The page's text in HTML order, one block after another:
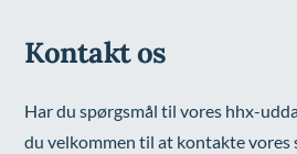
Kontakt os
Har du spørgsmål til vores hhx-
du velkommen til at kontakte vores